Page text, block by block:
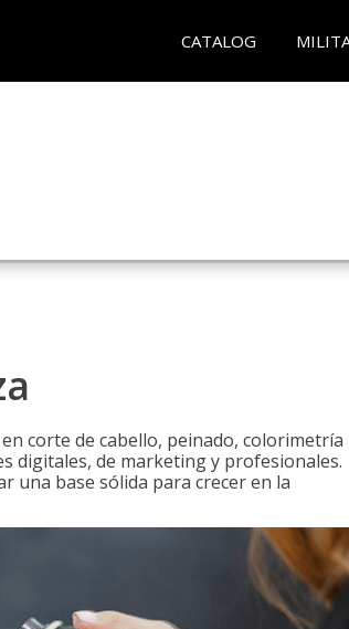
CATALOG
corte de cabello, peinado, colorimetría
digitales, de marketing y profesionales.
una base sólida para crecer en la